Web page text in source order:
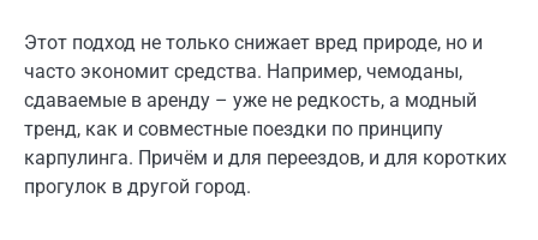
Этот подход не только снижает вред природе, но и
часто экономит средства. Например, чемоданы,
сдаваемые в аренду – уже не редкость, а модный
тренд, как и совместные поездки по принципу
карпулинга. Причём и для переездов, и для коротких
прогулок в другой город.